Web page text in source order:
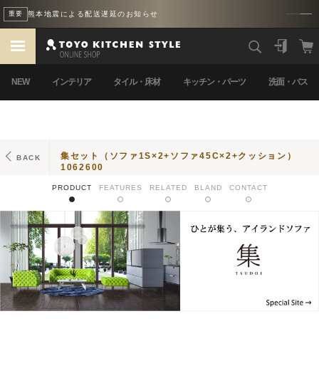
重要 熊本地震による配送遅延のお知らせ
NEW インテリア タイル・床材 キッチン・パーツ 洗面・バス
BACK
集セット（ソファ1S×2+ソファ45C×2+クッション）
1062600
PRODUCT FEATURES RELATED BLAND CONTACT